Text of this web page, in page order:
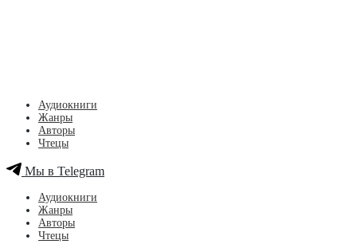
Аудиокниги
Жанры
Авторы
Чтецы
Мы в Telegram
Аудиокниги
Жанры
Авторы
Чтецы